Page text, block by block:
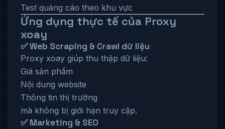
Test quảng cáo theo khu vực
Ứng dụng thực tế của Proxy
xoay
✅ Web Scraping & Crawl dữ liệu
Proxy xoay giúp thu thập dữ liệu:
Giá sản phẩm
Nội dung website
Thông tin thị trường
mà không bị giới hạn truy cập.
✅ Marketing & SEO